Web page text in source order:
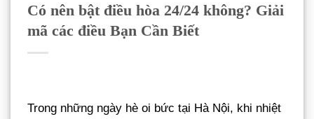
Có nên bật điều hòa 24/24 không? Giải
mã các điều Bạn Cần Biết
Trong những ngày hè oi bức tại Hà Nội, khi nhiệt